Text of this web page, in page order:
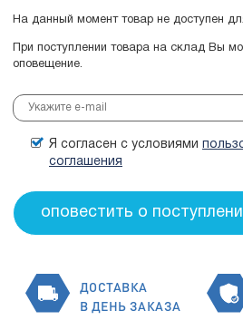
На данный момент товар не доступен
При поступлении товара на склад Вы
оповещение.
Я согласен с условиями
соглашения
ДОСТАВКА
В ДЕНЬ ЗАКАЗА